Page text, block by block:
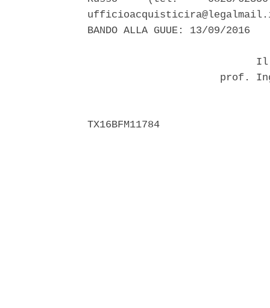
ufficioacquisticira@legalmail.it
BANDO ALLA GUUE: 13/09/2016
prof.